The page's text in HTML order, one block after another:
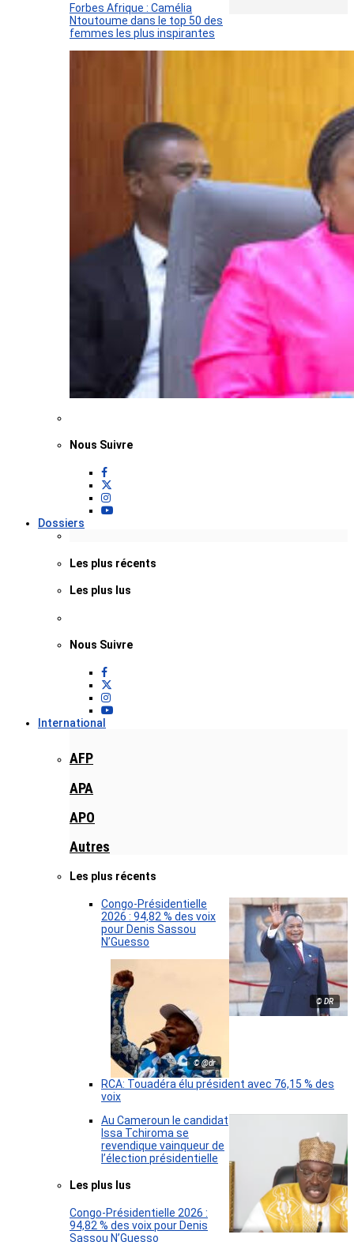
Forbes Afrique : Camélia
Ntoutoume dans le top 50 des
femmes les plus inspirantes
Nous Suivre
Dossiers
Les plus récents
Les plus lus
Nous Suivre
International
AFP
APA
APO
Autres
Les plus récents
© DR
Congo-Présidentielle
2026 : 94,82 % des voix
pour Denis Sassou
N’Guesso
© @dr
RCA: Touadéra élu président avec 76,15 % des
voix
Au Cameroun le candidat
Issa Tchiroma se
revendique vainqueur de
l’élection présidentielle
Les plus lus
Congo-Présidentielle 2026 :
94,82 % des voix pour Denis
Sassou N’Guesso